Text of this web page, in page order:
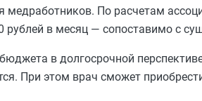
медработников. По расчетам
рублей в месяц — сопоставимо с
в долгосрочной
При этом врач сможет